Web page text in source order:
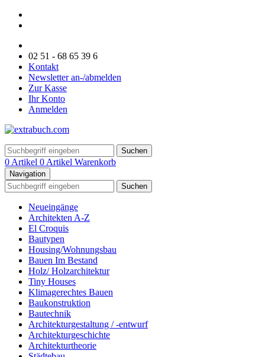
02 51 - 68 65 39 6
Kontakt
Newsletter an-/abmelden
Zur Kasse
Ihr Konto
Anmelden
Suchen
0 Artikel 0 Artikel Warenkorb
Navigation
Suchen
Neueingänge
Architekten A-Z
El Croquis
Bautypen
Housing/Wohnungsbau
Bauen Im Bestand
Holz/ Holzarchitektur
Tiny Houses
Klimagerechtes Bauen
Baukonstruktion
Bautechnik
Architekturgestaltung / -entwurf
Architekturgeschichte
Architekturtheorie